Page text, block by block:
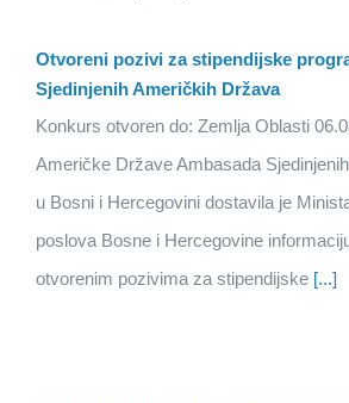
Otvoreni pozivi za stipendijske
Sjedinjenih Američkih Država
Konkurs otvoren do: Zemlja Oblasti
Američke Države Ambasada
u Bosni i Hercegovini dostavila je
poslova Bosne i Hercegovine
otvorenim pozivima za stipendijske [...]